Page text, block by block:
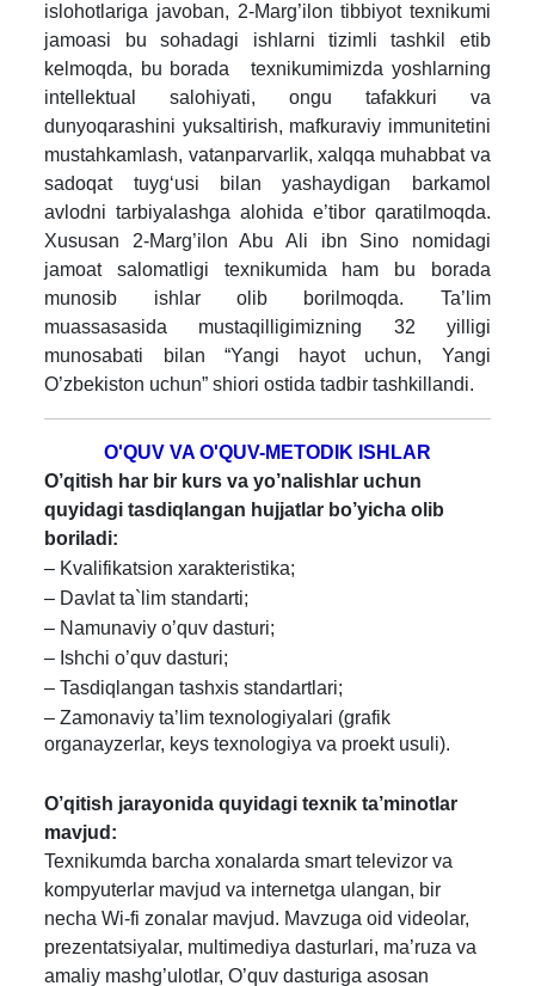
islohotlariga javoban, 2-Marg’ilon tibbiyot texnikumi
jamoasi bu sohadagi ishlarni tizimli tashkil etib
kelmoqda, bu borada texnikumimizda yoshlarning
intellektual salohiyati, ongu tafakkuri va
dunyoqarashini yuksaltirish, mafkuraviy immunitetini
mustahkamlash, vatanparvarlik, xalqqa muhabbat va
sadoqat tuyg‘usi bilan yashaydigan barkamol
avlodni tarbiyalashga alohida e’tibor qaratilmoqda.
Xususan 2-Marg’ilon Abu Ali ibn Sino nomidagi
jamoat salomatligi texnikumida ham bu borada
munosib ishlar olib borilmoqda. Ta’lim
muassasasida mustaqilligimizning 32 yilligi
munosabati bilan “Yangi hayot uchun, Yangi
O’zbekiston uchun” shiori ostida tadbir tashkillandi.
O'QUV VA O'QUV-METODIK ISHLAR
O’qitish har bir kurs va yo’nalishlar uchun
quyidagi tasdiqlangan hujjatlar bo’yicha olib
boriladi:
– Kvalifikatsion xarakteristika;
– Davlat ta`lim standarti;
– Namunaviy o’quv dasturi;
– Ishchi o’quv dasturi;
– Tasdiqlangan tashxis standartlari;
– Zamonaviy ta’lim texnologiyalari (grafik
organayzerlar, keys texnologiya va proekt usuli).
O’qitish jarayonida quyidagi texnik ta’minotlar
mavjud:
Texnikumda barcha xonalarda smart televizor va
kompyuterlar mavjud va internetga ulangan, bir
necha Wi-fi zonalar mavjud. Mavzuga oid videolar,
prezentatsiyalar, multimediya dasturlari, ma’ruza va
amaliy mashg’ulotlar, O’quv dasturiga asosan